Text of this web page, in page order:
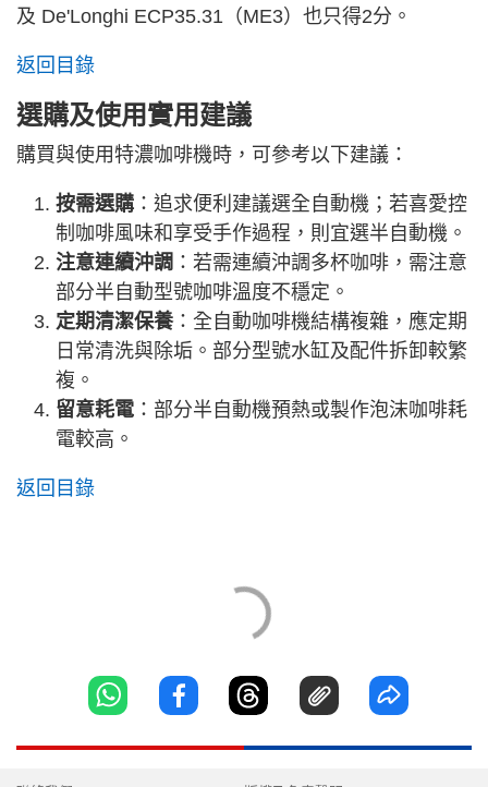
及 De'Longhi ECP35.31（ME3）也只得2分。
返回目錄
選購及使用實用建議
購買與使用特濃咖啡機時，可參考以下建議：
按需選購 ：追求便利建議選全自動機；若喜愛控
制咖啡風味和享受手作過程，則宜選半自動機。
注意連續沖調 ：若需連續沖調多杯咖啡，需注意
部分半自動型號咖啡溫度不穩定。
定期清潔保養：全自動咖啡機結構複雜，應定期
日常清洗與除垢。部分型號水缸及配件拆卸較繁
複。
留意耗電 ：部分半自動機預熱或製作泡沫咖啡耗
電較高。
返回目錄